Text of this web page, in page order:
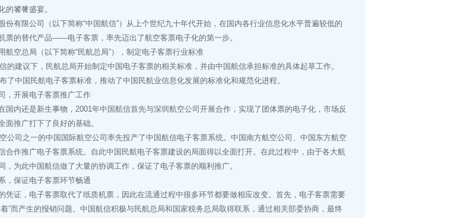
的饕餮盛宴。
有限公司（以下简称“中国航信”）从上个世纪九十年代开始，在国内各行业信息化水平普遍较低的
票的替代产品——电子客票，率先迈出了航空客票电子化的第一步。
空总局（以下简称“民航总局”），制定电子客票行业标准
建议下，民航总局开始制定中国电子客票的相关标准，并由中国航信承担标准的具体起草工作。
了中国民航电子客票标准，推动了中国民航业信息化发展的标准化和规范化进程。
开展电子客票推广工作
内还是新生事物，2001年中国航信首先与深圳航空公司开展合作，实现了团体票的电子化，市场反
面推广打下了良好的基础。
司之一的中国国际航空公司率先投产了中国航信电子客票系统。中国南方航空公司、中国东方航空
合作推广电子客票系统。自此中国民航电子客票建设的局面得以全面打开。在此过程中，由于各大航
，为此中国航信做了大量的协调工作，保证了电子客票的顺利推广。
保证电子客票环节畅通
证，电子客票取代了纸质机票，因此在流通过程中很多环节都要做相应改变。首先，电子客票需要
”而产生的报销问题。中国航信积极与民航总局和国家税务总局取得联系，通过相关部委协商，最终